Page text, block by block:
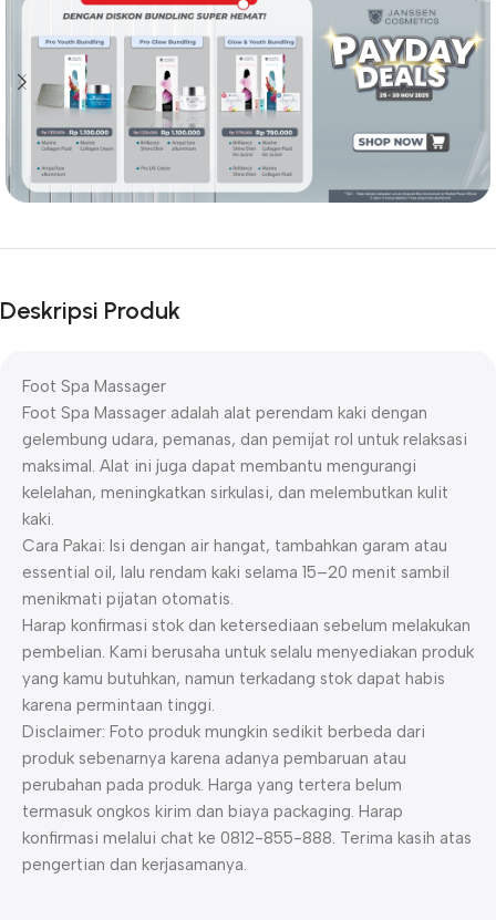
Deskripsi Produk
Foot Spa Massager
Foot Spa Massager adalah alat perendam kaki dengan
gelembung udara, pemanas, dan pemijat rol untuk relaksasi
maksimal. Alat ini juga dapat membantu mengurangi
kelelahan, meningkatkan sirkulasi, dan melembutkan kulit
kaki.
Cara Pakai: Isi dengan air hangat, tambahkan garam atau
essential oil, lalu rendam kaki selama 15–20 menit sambil
menikmati pijatan otomatis.
Harap konfirmasi stok dan ketersediaan sebelum melakukan
pembelian. Kami berusaha untuk selalu menyediakan produk
yang kamu butuhkan, namun terkadang stok dapat habis
karena permintaan tinggi.
Disclaimer: Foto produk mungkin sedikit berbeda dari
produk sebenarnya karena adanya pembaruan atau
perubahan pada produk. Harga yang tertera belum
termasuk ongkos kirim dan biaya packaging. Harap
konfirmasi melalui chat ke 0812-855-888. Terima kasih atas
pengertian dan kerjasamanya.